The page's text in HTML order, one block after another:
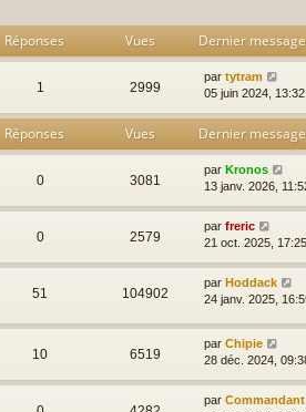
Réponses Vues Dernier message
1 2999
par tytram
05 juin 2024, 13:32
Réponses Vues Dernier message
0 3081
par Kronos
13 janv. 2026,
0 2579
par freric
21 oct. 2025, 17:25
51 104902
par Hoddack
24 janv. 2025,
10 6519
par Chipie
28 déc. 2024,
par